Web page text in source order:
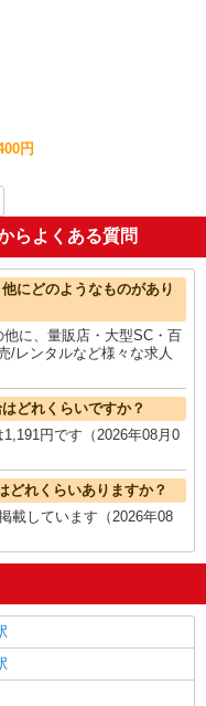
円
らよくある質問
にどのようなものがあり
に、量販店・大型SC・百
/レンタルなど様々な求人
どれくらいですか？
円です（2026年08月0
どれくらいありますか？
載しています（2026年08